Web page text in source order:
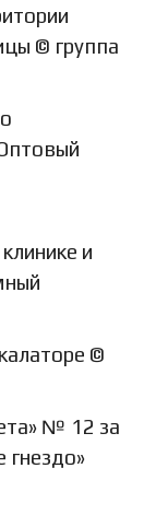
© группа
и
©
№ 12 за
гнездо»